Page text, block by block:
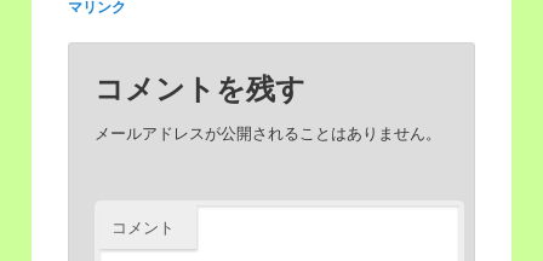
マリンク
コメントを残す
メールアドレスが公開されることはありません。
コメント